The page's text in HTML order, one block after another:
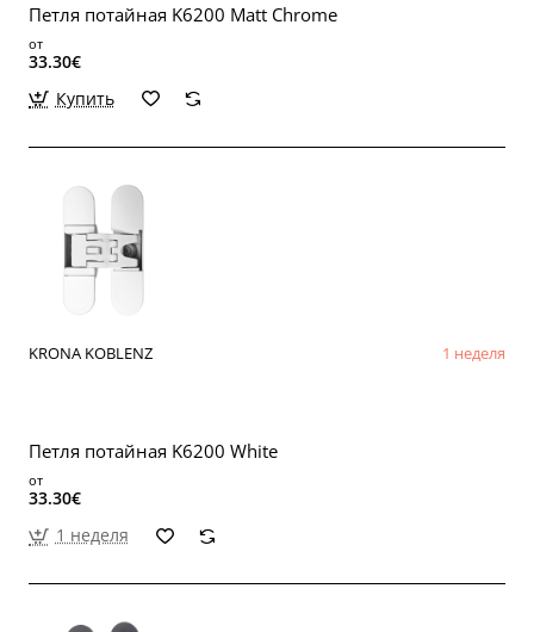
Петля потайная K6200 Matt Chrome
от
33.30€
Купить
KRONA KOBLENZ 1 неделя
Петля потайная K6200 White
от
33.30€
1 неделя